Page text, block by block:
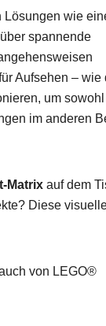
Lösungen wie
spannende
Aufsehen – wie
um
im anderen
Matrix auf dem
Diese
von LEGO®